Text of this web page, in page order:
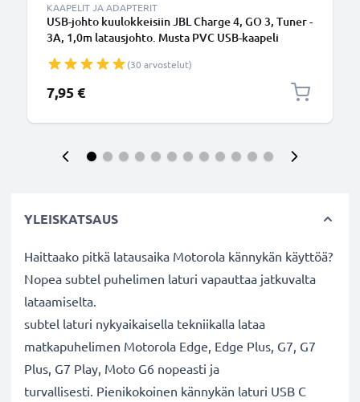
KAAPELIT JA ADAPTERIT
USB-johto kuulokkeisiin JBL Charge 4, GO 3, Tuner -
3A, 1,0m latausjohto. Musta PVC USB-kaapeli
(30 arvostelut)
7,95 €
YLEISKATSAUS
Haittaako pitkä latausaika Motorola kännykän käyttöä?
Nopea subtel puhelimen laturi vapauttaa jatkuvalta
lataamiselta.
subtel laturi nykyaikaisella tekniikalla lataa
matkapuhelimen Motorola Edge, Edge Plus, G7, G7
Plus, G7 Play, Moto G6 nopeasti ja
turvallisesti. Pienikokoinen kännykän laturi USB C